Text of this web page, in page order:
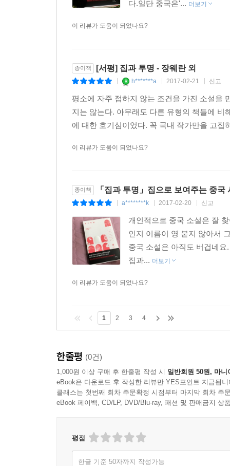
다.일단 중국은'... 더보기
이 리뷰가 도움이 되었나요?
종이책 [서평] 집과 투명 - 장웨란 외
h*******a 2017-02-21 신고
평소에 자주 접하지 않는 조건을 가진 소설을
지는 않는다. 아무래도 다른 유형의 책들에 비
에 대한 호기심이었다. 꼭 국내 작가만을 고
이 리뷰가 도움이 되었나요?
종이책 「집과 투명」집으로 보여주는 중국
a********k 2017-02-20 신고
개인적으로 중국 소설은 잘
인지 이름이 영 붙지 않아서
중국 소설은 아직도 버겁네
집과... 더보기
이 리뷰가 도움이 되었나요?
1 2 3 4
한줄평 (0건)
1,000원 이상 구매 후 한줄평 작성 시 일반회원 50원, 마니
eBook은 다운로드 후 작성한 리뷰만 YES포인트 지급됩니
클래스는 첫번째 회차 주문확정 시점부터 마지막 회차 주
eBook 페이백, CD/LP, DVD/Blu-ray, 패션 및 판매금지 상
평점
한글 기준 50자까지 작성가능